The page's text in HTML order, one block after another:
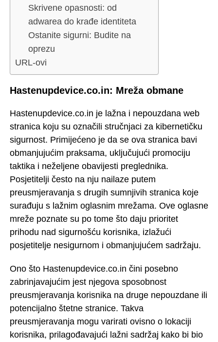
Skrivene opasnosti: od
adwarea do krađe identiteta
Ostanite sigurni: Budite na
oprezu
URL-ovi
Hastenupdevice.co.in: Mreža obmane
Hastenupdevice.co.in je lažna i nepouzdana web
stranica koju su označili stručnjaci za kibernetičku
sigurnost. Primijećeno je da se ova stranica bavi
obmanjujućim praksama, uključujući promociju
taktika i neželjene obavijesti preglednika.
Posjetitelji često na nju nailaze putem
preusmjeravanja s drugih sumnjivih stranica koje
surađuju s lažnim oglasnim mrežama. Ove oglasne
mreže poznate su po tome što daju prioritet
prihodu nad sigurnošću korisnika, izlažući
posjetitelje nesigurnom i obmanjujućem sadržaju.
Ono što Hastenupdevice.co.in čini posebno
zabrinjavajućim jest njegova sposobnost
preusmjeravanja korisnika na druge nepouzdane ili
potencijalno štetne stranice. Takva
preusmjeravanja mogu varirati ovisno o lokaciji
korisnika, prilagođavajući lažni sadržaj kako bi bio